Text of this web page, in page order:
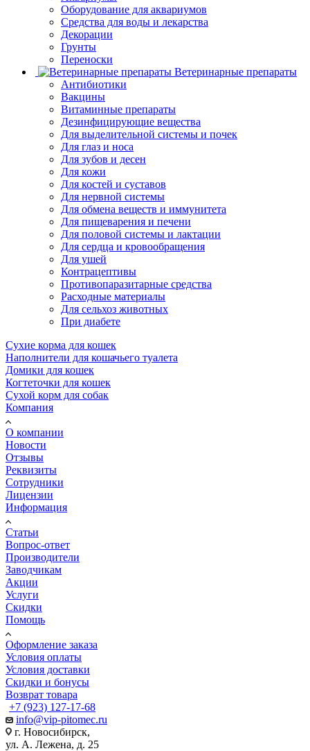
Оборудование для аквариумов
Средства для воды и лекарства
Декорации
Грунты
Переноски
Ветеринарные препараты
Антибиотики
Вакцины
Витаминные препараты
Дезинфицирующие вещества
Для выделительной системы и почек
Для глаз и носа
Для зубов и десен
Для кожи
Для костей и суставов
Для нервной системы
Для обмена веществ и иммунитета
Для пищеварения и печени
Для половой системы и лактации
Для сердца и кровообращения
Для ушей
Контрацептивы
Противопаразитарные средства
Расходные материалы
Для сельхоз животных
При диабете
Сухие корма для кошек
Наполнители для кошачьего туалета
Домики для кошек
Когтеточки для кошек
Сухой корм для собак
Компания
О компании
Новости
Отзывы
Реквизиты
Сотрудники
Лицензии
Информация
Статьи
Вопрос-ответ
Производители
Заводчикам
Акции
Услуги
Скидки
Помощь
Оформление заказа
Условия оплаты
Условия доставки
Скидки и бонусы
Возврат товара
+7 (923) 127-17-68
info@vip-pitomec.ru
г. Новосибирск,
ул. А. Лежена, д. 25